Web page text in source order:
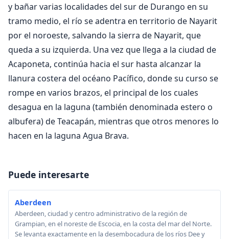
y bañar varias localidades del sur de Durango en su
tramo medio, el río se adentra en territorio de Nayarit
por el noroeste, salvando la sierra de Nayarit, que
queda a su izquierda. Una vez que llega a la ciudad de
Acaponeta, continúa hacia el sur hasta alcanzar la
llanura costera del océano Pacífico, donde su curso se
rompe en varios brazos, el principal de los cuales
desagua en la laguna (también denominada estero o
albufera) de Teacapán, mientras que otros menores lo
hacen en la laguna Agua Brava.
Puede interesarte
Aberdeen
Aberdeen, ciudad y centro administrativo de la región de
Grampian, en el noreste de Escocia, en la costa del mar del Norte.
Se levanta exactamente en la desembocadura de los ríos Dee y